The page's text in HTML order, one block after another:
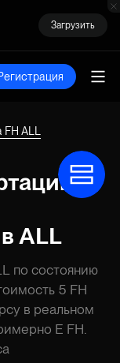
Загрузить
ALL
ALL
по состоянию
5 FH
в реальном
E FH.